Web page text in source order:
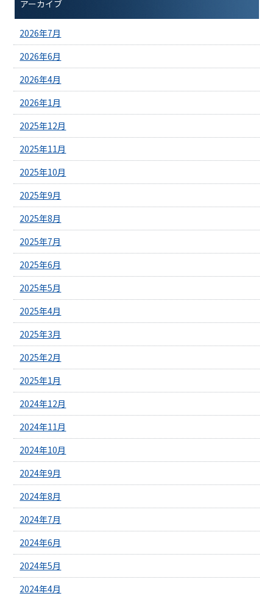
アーカイブ
2026年7月
2026年6月
2026年4月
2026年1月
2025年12月
2025年11月
2025年10月
2025年9月
2025年8月
2025年7月
2025年6月
2025年5月
2025年4月
2025年3月
2025年2月
2025年1月
2024年12月
2024年11月
2024年10月
2024年9月
2024年8月
2024年7月
2024年6月
2024年5月
2024年4月